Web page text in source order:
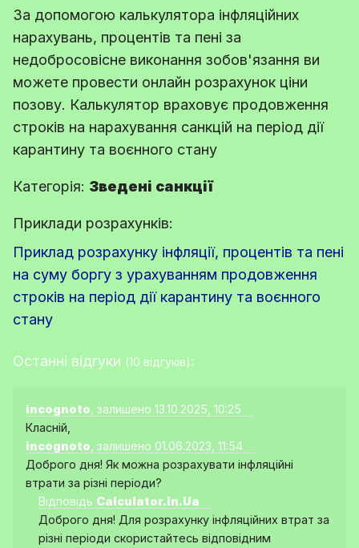
За допомогою калькулятора інфляційних
нарахувань, процентів та пені за
недобросовісне виконання зобов'язання ви
можете провести онлайн розрахунок ціни
позову. Калькулятор враховує продовження
строків на нарахування санкцій на період дії
карантину та воєнного стану
Категорія: Зведені санкції
Приклади розрахунків:
Приклад розрахунку інфляції, процентів та пені
на суму боргу з урахуванням продовження
строків на період дії карантину та воєнного
стану
Останні відгуки (10 відгуків):
incognoto , залишено 13.10.2025, 10:25
Класній,
incognoto , залишено 01.06.2023, 11:54
Доброго дня! Як можна розрахувати інфляційні
втрати за різні періоди?
Відповідь Calculator.In.Ua
Доброго дня! Для розрахунку інфляційних втрат за
різні періоди скористайтесь відповідним